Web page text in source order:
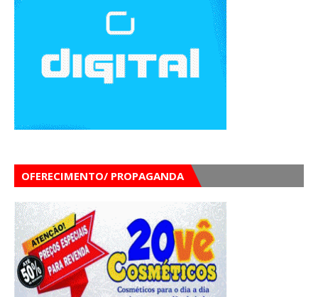
OFERECIMENTO/ PROPAGANDA